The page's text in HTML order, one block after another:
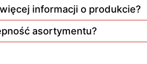
informacji o produkcie?
asortymentu?